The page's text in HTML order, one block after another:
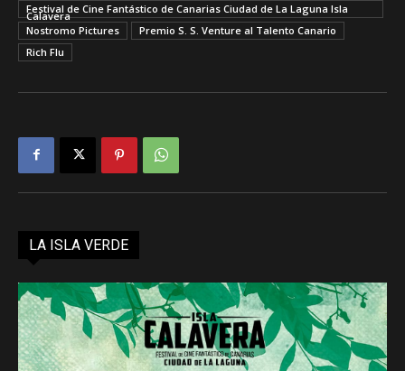
Festival de Cine Fantástico de Canarias Ciudad de La Laguna Isla
Calavera
Nostromo Pictures
Premio S. S. Venture al Talento Canario
Rich Flu
LA ISLA VERDE